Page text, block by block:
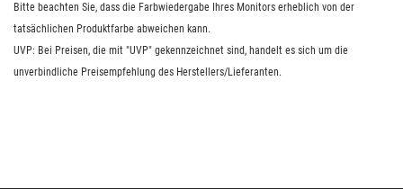
Bitte beachten Sie, dass die Farbwiedergabe Ihres Monitors erheblich von der
tatsächlichen Produktfarbe abweichen kann.
UVP: Bei Preisen, die mit "UVP" gekennzeichnet sind, handelt es sich um die
unverbindliche Preisempfehlung des Herstellers/Lieferanten.